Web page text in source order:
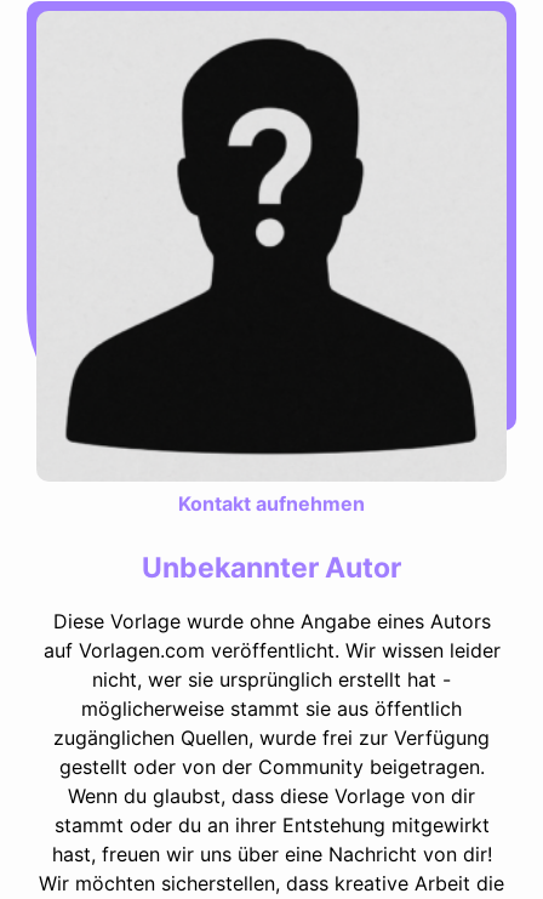
Kontakt aufnehmen
Unbekannter Autor
Diese Vorlage wurde ohne Angabe eines Autors
auf Vorlagen.com veröffentlicht. Wir wissen leider
nicht, wer sie ursprünglich erstellt hat -
möglicherweise stammt sie aus öffentlich
zugänglichen Quellen, wurde frei zur Verfügung
gestellt oder von der Community beigetragen.
Wenn du glaubst, dass diese Vorlage von dir
stammt oder du an ihrer Entstehung mitgewirkt
hast, freuen wir uns über eine Nachricht von dir!
Wir möchten sicherstellen, dass kreative Arbeit die